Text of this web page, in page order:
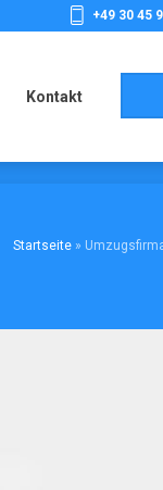
+49 30 45
Kontakt
Kontakt
Startseite »